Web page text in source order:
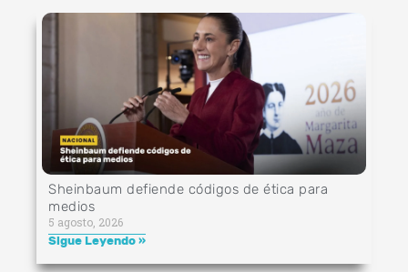
Sheinbaum defiende códigos de ética para
medios
5 agosto, 2026
Sigue Leyendo »